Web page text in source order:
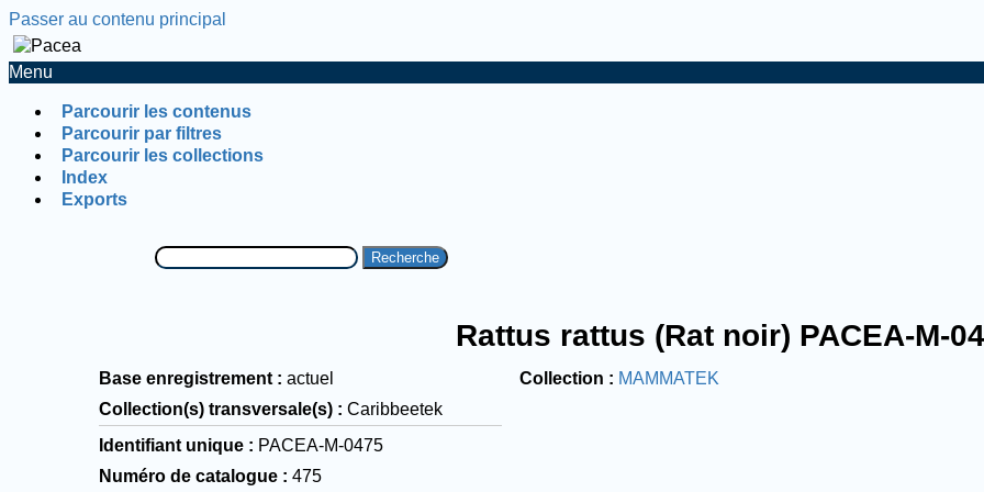
Passer au contenu principal
Menu
Parcourir les contenus
Parcourir par filtres
Parcourir les collections
Index
Exports
Recherche
Rattus rattus (Rat noir) PACEA-M-
Base enregistrement
actuel
Collection(s) transversale(s)
Caribbeetek
Identifiant unique
PACEA-M-0475
Numéro de catalogue
475
Collection MAMMATEK